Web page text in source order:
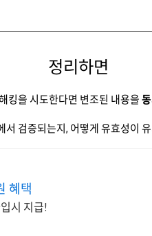
정리하면
킹을 시도한다면 변조된 내용을 동
검증되는지, 어떻게 유효성이
혜택
시 지급!